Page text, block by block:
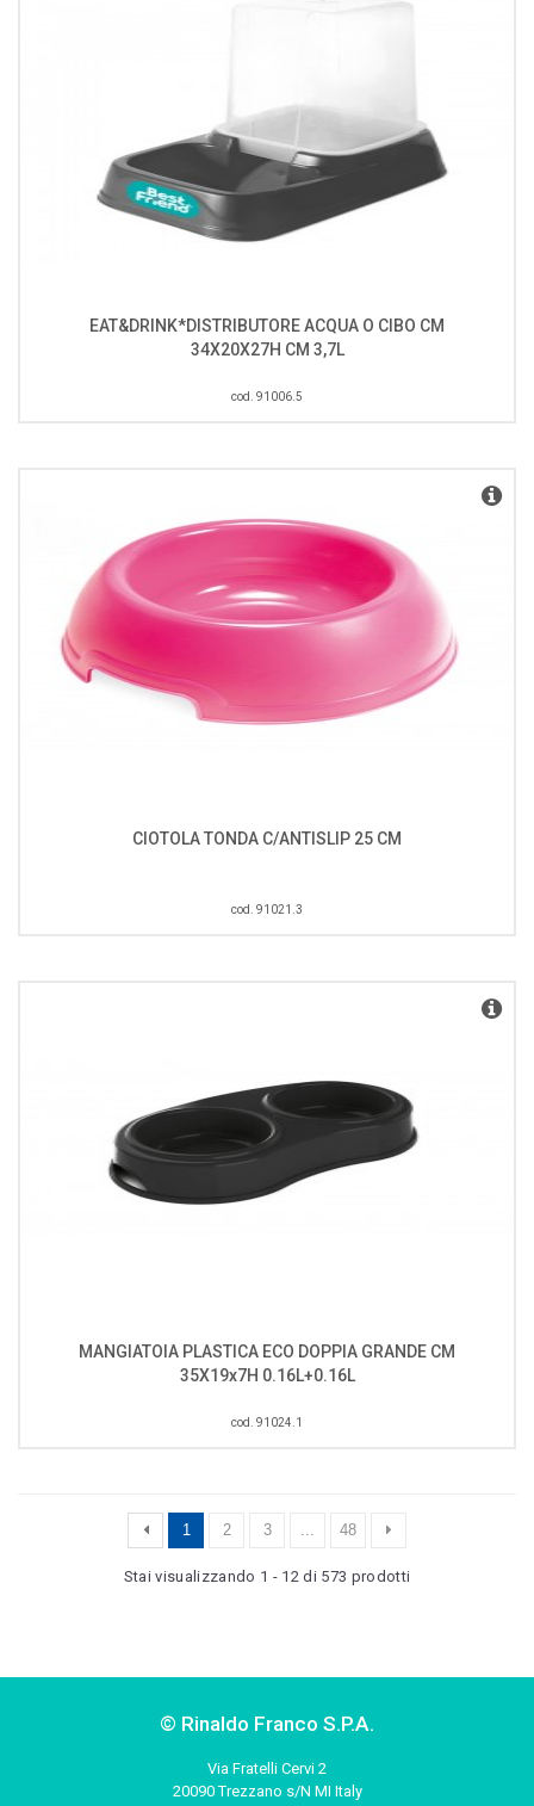
EAT&DRINK*DISTRIBUTORE ACQUA O CIBO CM
34X20X27H CM 3,7L
cod. 91006.5
CIOTOLA TONDA C/ANTISLIP 25 CM
cod. 91021.3
MANGIATOIA PLASTICA ECO DOPPIA GRANDE CM
35X19x7H 0.16L+0.16L
cod. 91024.1
1 2 3 48
Stai visualizzando 1 - 12 di 573 prodotti
© Rinaldo Franco S.P.A.
Via Fratelli Cervi 2
20090 Trezzano s/N MI Italy